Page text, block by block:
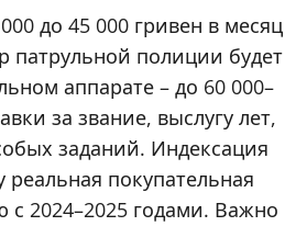
до 45 000 гривен в месяц
патрульной полиции будет
аппарате – до 60 000–
за звание, выслугу лет,
заданий. Индексация
реальная покупательная
с 2024–2025 годами. Важно